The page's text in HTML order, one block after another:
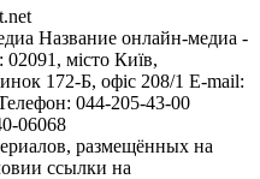
Название онлайн-медиа -
місто Київ,
172-Б, офіс 208/1 E-mail:
044-205-43-00
06068
размещённых на
ссылки на